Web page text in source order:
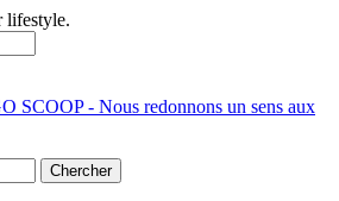
lifestyle.
SCOOP - Nous redonnons un sens aux